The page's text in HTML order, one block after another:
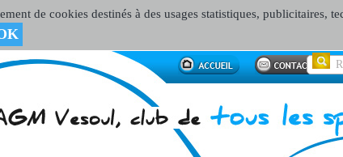
de cookies destinés à des usages statistiques, publicitaires,